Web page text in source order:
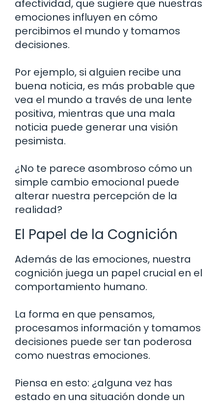
afectividad, que sugiere que nuestras
emociones influyen en cómo
percibimos el mundo y tomamos
decisiones.
Por ejemplo, si alguien recibe una
buena noticia, es más probable que
vea el mundo a través de una lente
positiva, mientras que una mala
noticia puede generar una visión
pesimista.
¿No te parece asombroso cómo un
simple cambio emocional puede
alterar nuestra percepción de la
realidad?
El Papel de la Cognición
Además de las emociones, nuestra
cognición juega un papel crucial en el
comportamiento humano.
La forma en que pensamos,
procesamos información y tomamos
decisiones puede ser tan poderosa
como nuestras emociones.
Piensa en esto: ¿alguna vez has
estado en una situación donde un